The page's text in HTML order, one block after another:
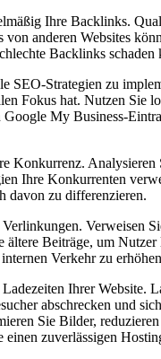
Ihre Backlinks.
anderen Websites
Backlinks schaden
SEO-Strategien zu​
Fokus ⁣hat. Nutzen Sie
Google ⁤My Business-
Konkurrenz. Analysieren
Ihre Konkurrenten
davon zu differenzieren.
​Verweisen
ältere Beiträge, um
⁤Verkehr zu
⁢Ihrer‍ Website.
abschrecken und
Sie Bilder,
einen zuverlässigen